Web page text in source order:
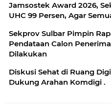
Jamsostek Award 2026,
UHC 99 Persen, Agar
Sekprov Sulbar Pimpin
Pendataan Calon
Dilakukan
‎Diskusi Sehat di Ruang
Dukung Arahan Komdigi .